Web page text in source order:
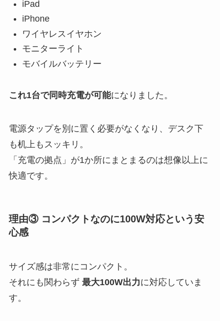
iPad
iPhone
ワイヤレスイヤホン
モニターライト
モバイルバッテリー
これ1台で同時充電が可能になりました。
電源タップを別に置く必要がなくなり、デスク下
も机上もスッキリ。
「充電の拠点」が1か所にまとまるのは想像以上に
快適です。
理由③ コンパクトなのに100W対応という安
心感
サイズ感は非常にコンパクト。
それにも関わらず 最大100W出力に対応していま
す。